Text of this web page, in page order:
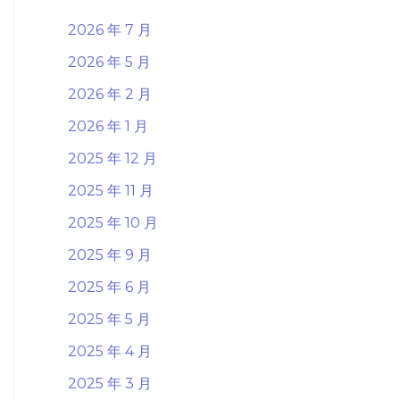
2026 年 7 月
2026 年 5 月
2026 年 2 月
2026 年 1 月
2025 年 12 月
2025 年 11 月
2025 年 10 月
2025 年 9 月
2025 年 6 月
2025 年 5 月
2025 年 4 月
2025 年 3 月